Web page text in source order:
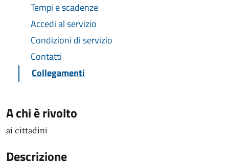
Tempi e scadenze
Accedi al servizio
Condizioni di servizio
Contatti
Collegamenti
A chi è rivolto
ai cittadini
Descrizione